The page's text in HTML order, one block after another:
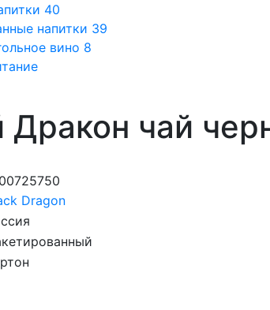
40
напитки 39
вино 8
чай
Dragon